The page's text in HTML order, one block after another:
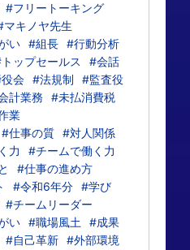
#フリートーキング
マキノヤ先生
い #組長 #行動分析
ップセールス
#会話
会 #法規制
#監査役
計業務
#未払消費税
業
#仕事の質 #対人関係
力
#チームで働く力
#仕事の進め方
#令和6年分 #学び
#チームリーダー
い #職場風土
#成果
#自己革新 #外部環境